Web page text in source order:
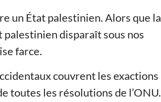
un État palestinien. Alors que la
palestinien disparaît sous nos
farce.
couvrent les exactions
toutes les résolutions de l’ONU.